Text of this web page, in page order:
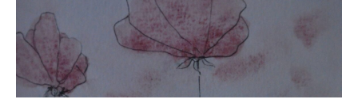
La Bastidane
La Boutique
Archives